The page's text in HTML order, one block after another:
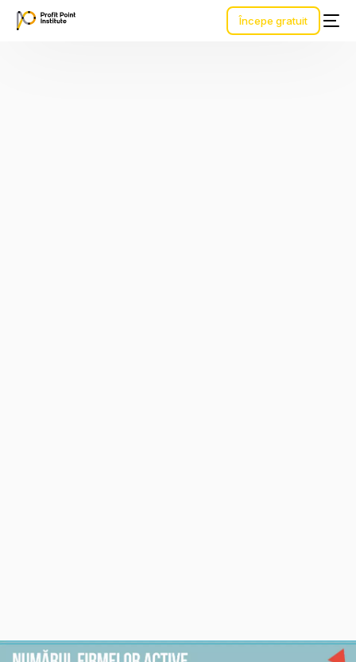
Începe gratuit